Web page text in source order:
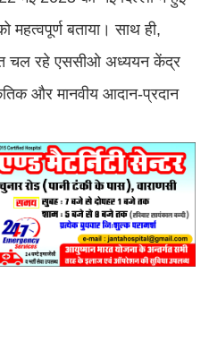
बताया। साथ ही,
चल रहे एससीओ अध्ययन केंद्र
और मानवीय आदान-प्रदान